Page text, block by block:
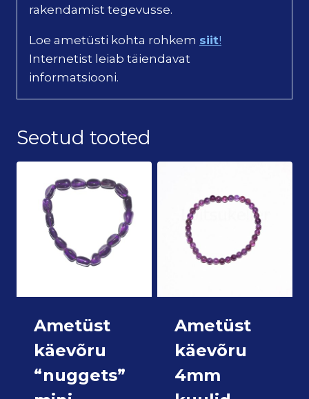
rakendamist tegevusse.
Loe ametüsti kohta rohkem siit!
Internetist leiab täiendavat
informatsiooni.
Seotud tooted
Ametüst
käevõru
“nuggets”
Ametüst
käevõru
4mm